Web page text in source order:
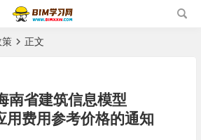
策 正文
南省建筑信息模型
用费用参考价格的通知